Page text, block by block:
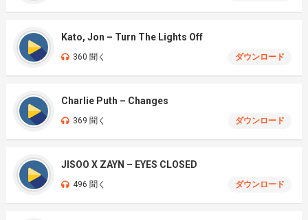
Kato, Jon – Turn The Lights Off
360 聞く ダウンロード
Charlie Puth – Changes
369 聞く ダウンロード
JISOO X ZAYN – EYES CLOSED
496 聞く ダウンロード